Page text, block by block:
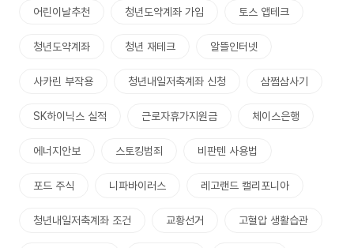
어린이날추천 청년도약계좌 가입 토스 앱테크
청년도약계좌 청년 재테크 알뜰인터넷
사카린 부작용 청년내일저축계좌 신청 삼쩜삼사기
SK하이닉스 실적 근로자휴가지원금 체이스은행
에너지안보 스토킹범죄 비판텐 사용법
포드 주식 니파바이러스 레고랜드 캘리포니아
청년내일저축계좌 조건 교황선거 고혈압 생활습관